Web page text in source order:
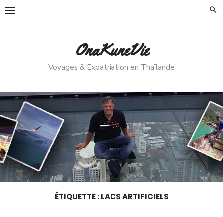
Skip
OnaKuneVie
Voyages & Expatriation en Thaïlande
ÉTIQUETTE :LACS ARTIFICIELS